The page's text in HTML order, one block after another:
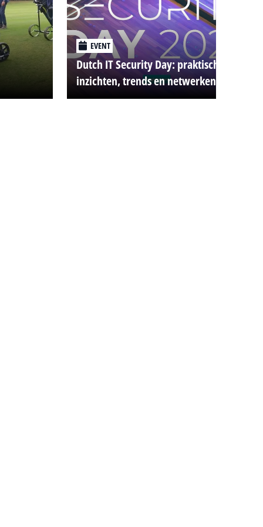
EVENT
Dutch IT Security Day: praktische
inzichten, trends en netwerken